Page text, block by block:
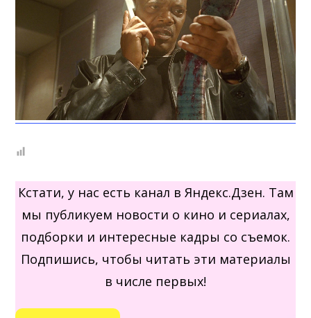
Кстати, у нас есть канал в Яндекс.Дзен. Там
мы публикуем новости о кино и сериалах,
подборки и интересные кадры со съемок.
Подпишись, чтобы читать эти материалы
в числе первых!